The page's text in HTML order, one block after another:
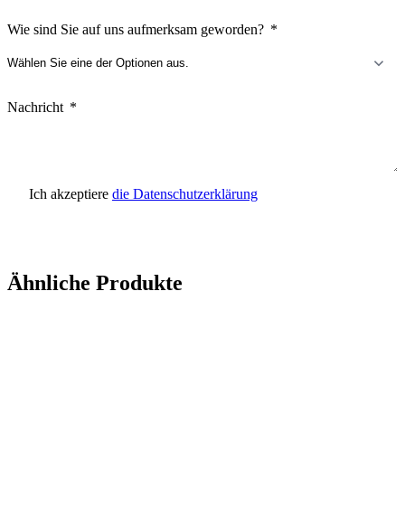
Wie sind Sie auf uns aufmerksam geworden?
Nachricht
Ich akzeptiere die Datenschutzerklärung
Ähnliche Produkte